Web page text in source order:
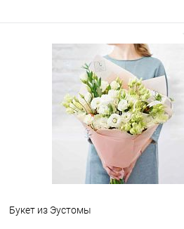
Букет из Эустомы